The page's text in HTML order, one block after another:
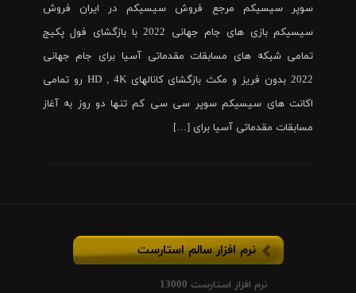
سوپر سیسیکم مرجع فروش سیسیکم در ایران فروش
سیسیکم بازی های جام جهانی 2022 با بازگشای فول پکیج
تمامی شبکه های مسابقات مقدماتی آسیا برای جام جهانی
2022 بدون فریز و مکث بازگشای کانالهای HD , 4K رو تمامی
اکانت های سیسیکم سوپر سی سی کم تنها دو روز به آغاز
مسابقات مقدماتی آسیا برای […]
نرم افزار سالم استارست
نرم افزار استارست 13000